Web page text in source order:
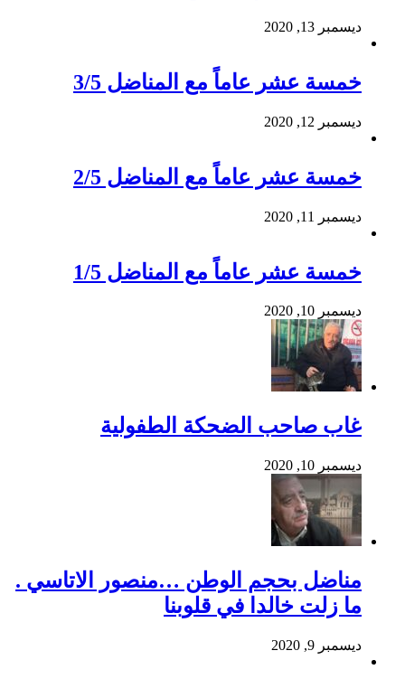
ديسمبر 13, 2020
خمسة عشر عاماً مع المناضل 3/5
ديسمبر 12, 2020
خمسة عشر عاماً مع المناضل 2/5
ديسمبر 11, 2020
خمسة عشر عاماً مع المناضل 1/5
ديسمبر 10, 2020
غاب صاحب الضحكة الطفولية
ديسمبر 10, 2020
مناضل بحجم الوطن …منصور الاتاسي .
ما زلت خالدا في قلوبنا
ديسمبر 9, 2020